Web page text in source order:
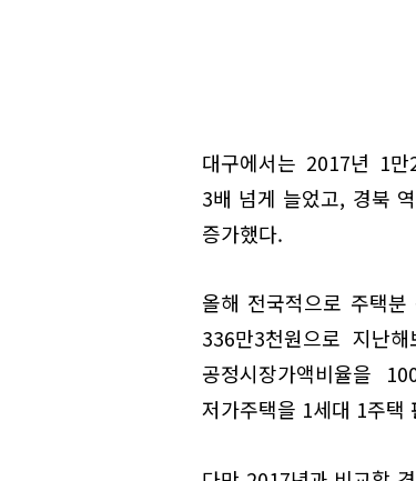
대구에서는 2017년 1
3배 넘게 늘었고, 경북
증가했다.
올해 전국적으로 주택
336만3천원으로 지난
공정시장가액비율을
저가주택을 1세대 1주택